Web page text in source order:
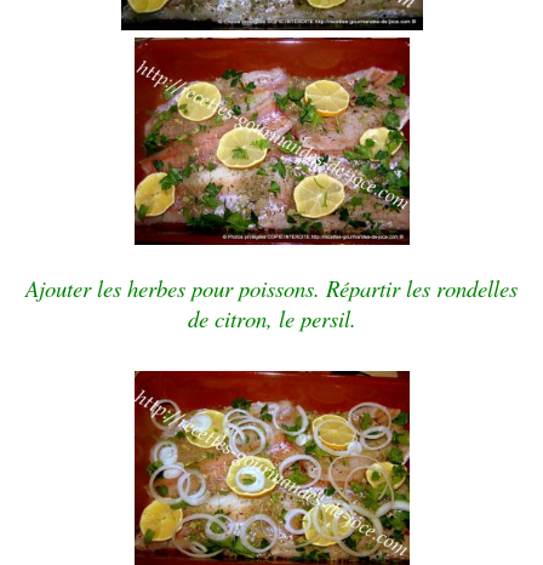
Ajouter les herbes pour poissons. Répartir les rondelles
de citron, le persil.